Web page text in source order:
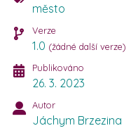
město
Verze
1.0 (žádné další verze)
Publikováno
26. 3. 2023
Autor
Jáchym Brzezina